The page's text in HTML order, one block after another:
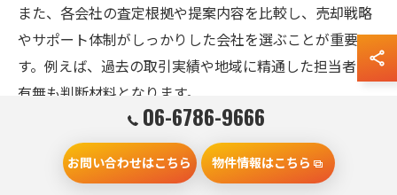
また、各会社の査定根拠や提案内容を比較し、売却戦略
やサポート体制がしっかりした会社を選ぶことが重要で
す。例えば、過去の取引実績や地域に精通した担当者の
有無も判断材料となります。
実際に門真市で一括査定を利用したユーザーからは、
「複数社の意見を聞くことで、想定以上の価格で売却で
きた」といった声もあります。適切な活用術を知ること
06-6786-9666
お問い合わせはこちら 物件情報はこちら